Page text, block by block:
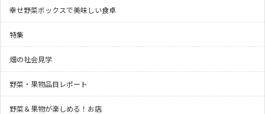
幸せ野菜ボックスで美味しい食卓
特集
畑の社会見学
野菜・果物品目レポート
野菜＆果物が楽しめる！お店